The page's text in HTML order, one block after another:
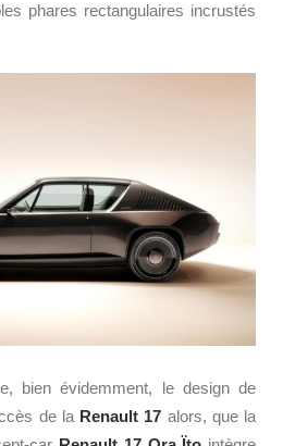
phares rectangulaires incrustés
bien évidemment, le design de
de la Renault 17 alors, que la